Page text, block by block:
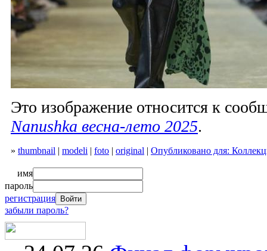
Это изображение относится к
Nanushka весна-лето 2025.
» thumbnail | modeli | foto | original | Опубликовано для:
имя
пароль
регистрация
забыли пароль?